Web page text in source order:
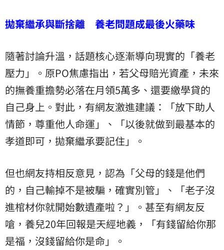
拋棄繼承與斷捨離 養老問題成最後火藥味
隨著討論升溫，話題核心逐漸導向現實的「養老
壓力」。原PO焦慮指出，若父母賠光資產，未來
的撫養重擔勢必落在月領5萬多、還要繳學貸的
自己身上。對此，有網友激進建議：「放下助人
情節，尊重他人命運」、「以後就做到最基本的
孝道即可，拋棄繼承要記住」。
但也網友持相反意見，認為「父母的錢是他們
的，自己輸掉不是被騙，確實別管」、「老子沒
進棺材你就開始數遺產啦？」。甚至有網友反
嗆，養兒20年回報是天經地義，「有錢留給你那
是福，沒錢留給你是命」。